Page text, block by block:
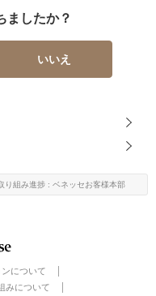
ましたか？
いいえ
り組み進捗 : ベネッセお客様本部
について
みについて